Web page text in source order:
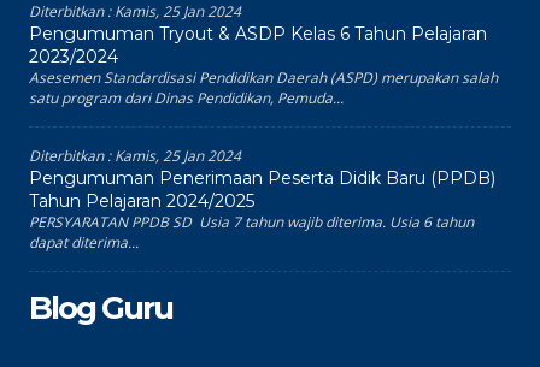
Diterbitkan :Kamis, 25 Jan 2024
Pengumuman Tryout & ASDP Kelas 6 Tahun Pelajaran
2023/2024
Asesemen Standardisasi Pendidikan Daerah (ASPD) merupakan salah
satu program dari Dinas Pendidikan, Pemuda...
Diterbitkan :Kamis, 25 Jan 2024
Pengumuman Penerimaan Peserta Didik Baru (PPDB)
Tahun Pelajaran 2024/2025
PERSYARATAN PPDB SD Usia 7 tahun wajib diterima. Usia 6 tahun
dapat diterima...
Blog Guru